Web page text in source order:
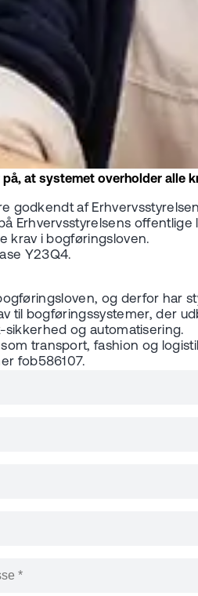
at systemet overholder
godkendt af
Erhvervsstyrelsens
krav i bogføringsloven.
Y23Q4.
og derfor har
til bogføringssystemer, der
sikkerhed og automatisering.
transport, fashion og
fob586107.